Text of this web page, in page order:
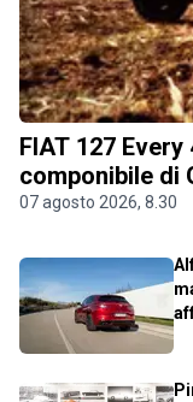
FIAT 127
componibile di
07 agosto 2026, 8.30